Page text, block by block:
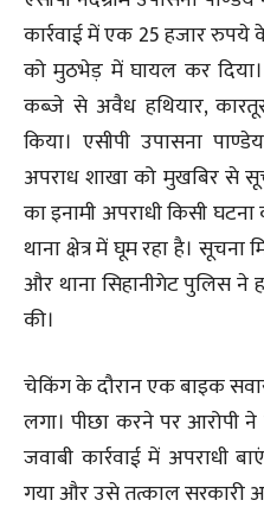
कार्रवाई में एक 25 हजार रुपये
को मुठभेड़ में घायल कर
कब्जे से अवैध हथियार,
किया। एसीपी उपासना
अपराध शाखा को मुखबिर से
का इनामी अपराधी किसी
थाना क्षेत्र में घूम रहा है।
और थाना सिहानीगेट पुलिस ने
की।
चेकिंग के दौरान एक बाइक
लगा। पीछा करने पर आरोपी
जवाबी कार्रवाई में अपराधी
गया और उसे तत्काल सरकारी